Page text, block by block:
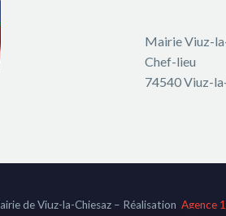
Mairie Viuz-
Chef-lieu
74540 Viuz-
de Viuz-la-Chiesaz – Réalisation Agence